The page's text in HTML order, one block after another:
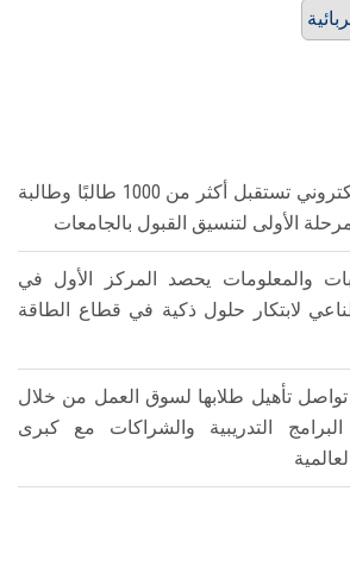
معامل التنسيق الإلكتروني تستقبل أكثر من 1000 طالبًا وطالبة
الأولى لتنسيق القبول بالجامعات
والمعلومات يحصد المركز الأول في
لابتكار حلول ذكية في قطاع الطاقة
تأهيل طلابها لسوق العمل من خلال
التدريبية والشراكات مع كبرى